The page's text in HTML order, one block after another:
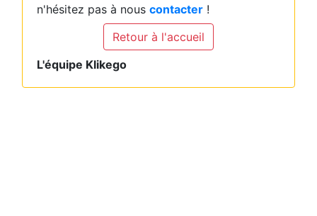
n'hésitez pas à nous contacter !
Retour à l'accueil
L'équipe Klikego